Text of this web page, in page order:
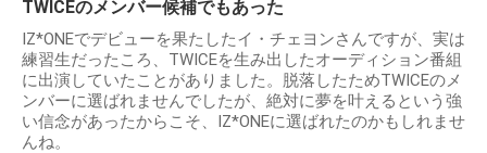
TWICEのメンバー候補でもあった
IZ*ONEでデビューを果たしたイ・チェヨンさんですが、実は
練習生だったころ、TWICEを生み出したオーディション番組
に出演していたことがありました。脱落したためTWICEのメ
ンバーに選ばれませんでしたが、絶対に夢を叶えるという強
い信念があったからこそ、IZ*ONEに選ばれたのかもしれませ
んね。